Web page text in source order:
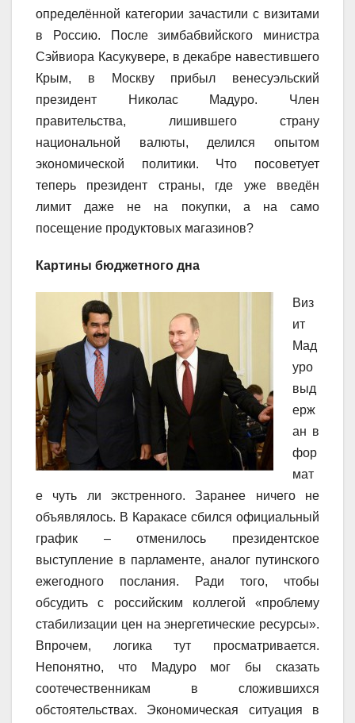
определённой категории зачастили с визитами
в Россию. После зимбабвийского министра
Сэйвиора Касукувере, в декабре навестившего
Крым, в Москву прибыл венесуэльский
президент Николас Мадуро. Член
правительства, лишившего страну
национальной валюты, делился опытом
экономической политики. Что посоветует
теперь президент страны, где уже введён
лимит даже не на покупки, а на само
посещение продуктовых магазинов?
Картины бюджетного дна
Виз
ит
Мад
уро
выд
ерж
ан в
фор
мат
е чуть ли экстренного. Заранее ничего не
объявлялось. В Каракасе сбился официальный
график – отменилось президентское
выступление в парламенте, аналог путинского
ежегодного послания. Ради того, чтобы
обсудить с российским коллегой «проблему
стабилизации цен на энергетические ресурсы».
Впрочем, логика тут просматривается.
Непонятно, что Мадуро мог бы сказать
соотечественникам в сложившихся
обстоятельствах. Экономическая ситуация в